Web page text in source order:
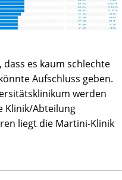
dass es kaum schlechte
Aufschluss geben.
werden
Klinik/Abteilung
liegt die Martini-Klinik